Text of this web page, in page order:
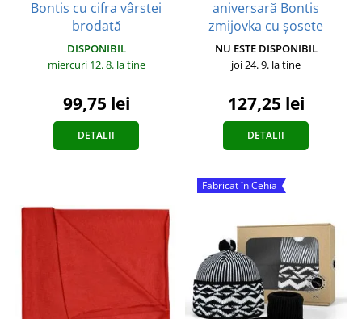
Bontis cu cifra vârstei
brodată
DISPONIBIL
miercuri 12. 8. la tine
99,75 lei
DETALII
aniversară Bontis
zmijovka cu șosete
NU ESTE DISPONIBIL
joi 24. 9. la tine
127,25 lei
DETALII
Fabricat în Cehia